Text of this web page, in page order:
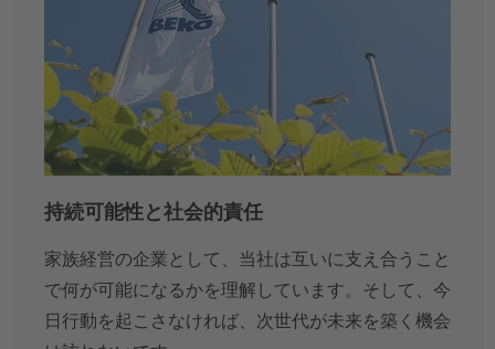
持続可能性と社会的責任
家族経営の企業として、当社は互いに支え合うこと
で何が可能になるかを理解しています。そして、今
日行動を起こさなければ、次世代が未来を築く機会